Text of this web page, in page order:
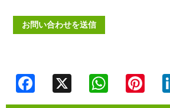
お問い合わせを送信
Facebook WhatsApp